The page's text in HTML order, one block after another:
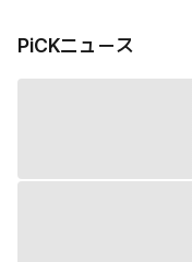
PiCKニュース